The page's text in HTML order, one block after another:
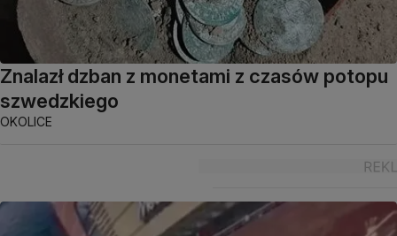
Znalazł dzban z monetami z czasów potopu
szwedzkiego
OKOLICE